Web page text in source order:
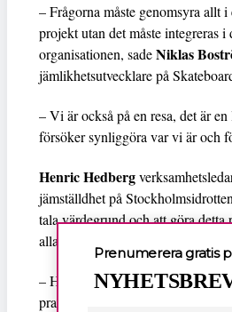
– Frågorna måste genomsyra allt
projekt utan det måste integreras i
organisationen, sadeNiklas
jämlikhetsutvecklare på
– Vi är också på en resa, det är
försöker synliggöra var vi är och
Henric Hedberg
jämställdhet på
tala värdegrund och att göra detta
alla Stockholmsdistriktets 3 400
– Har vi ingen värdegrund kan vi
pratar om här i dag, sade han och
Prenumerera gratis